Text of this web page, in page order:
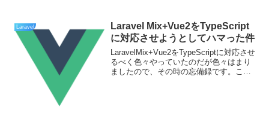
Laravel
Laravel Mix+Vue2をTypeScript
に対応させようとしてハマった件
LaravelMix+Vue2をTypeScriptに対応させ
るべく色々やっていたのだが色々はまり
ましたので、その時の忘備録です。こん